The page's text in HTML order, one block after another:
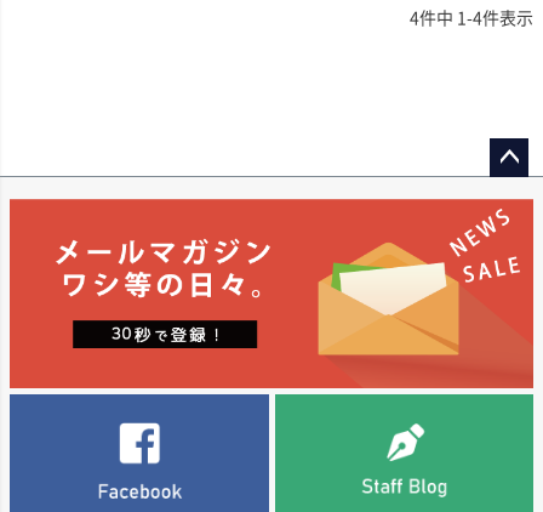
2011年にはバイオダイナミック農法の認証を取得。ソノマでも先駆的な存在
ワイン造りの道を選んだ際、知人から言われた「夢か、まぼろしのような話
だ」という言葉が由来。「実現しないかもしれなかったワイン」という意味
を込め、ブランド名を“幻(Maboroshi)”と命名しました。ラベルには自作の絵
と「幻」の漢字が描かれ、夫妻のルーツと情熱が表現されています。
・歩みとワインのスタイル
創業時は購入ブドウによるメルローとカベルネ・ソーヴィニヨンからスター
トその後、念願の自社畑をソノマ・セバストポールに取得し、ピノノワー
ル、シャルドネ、伝統製法スパークリングへとラインナップを拡大しまし
す。アーティスト喜多郎氏をはじめ、各界著名人とのコラボレーションを行
うなど、多方面から支持を集めてきました。
・現在とこれから
い、畑の個性を純粋に表現するワイン造りを実践。収穫後は、過度な介入を
避け、ヴィンテージごとの特徴を映し出します。ブルゴーニュの哲学とナパ
のテロワールが融合した、エレガントで奥行きあるワインが魅力です。
まさに自然の力そのもののようなワインです。もちろん、発酵や20か月にわ
■栽培について
ブドウは、カリフォルニア州ナパ・ヴァレーのカーネロスにあるハドソン・
ヴィンヤーズの中でも、特に選ばれた0.8ヘクタールの区画で栽培されていま
非常に冷涼な気候に加え、複雑な火山性土壌が入り混じる特異な環境が特徴
です。コングスガード専用に、特別な栽培をオーダーメイドで依頼していま
す。ナパ・ヴァレー随一の冷涼シラーは、個性豊かで複雑味があり、さまざ
■醸造について
フレンチオーク樽で約20か月間、熟成しています。
4件中 1-4件表示
ジト
へ